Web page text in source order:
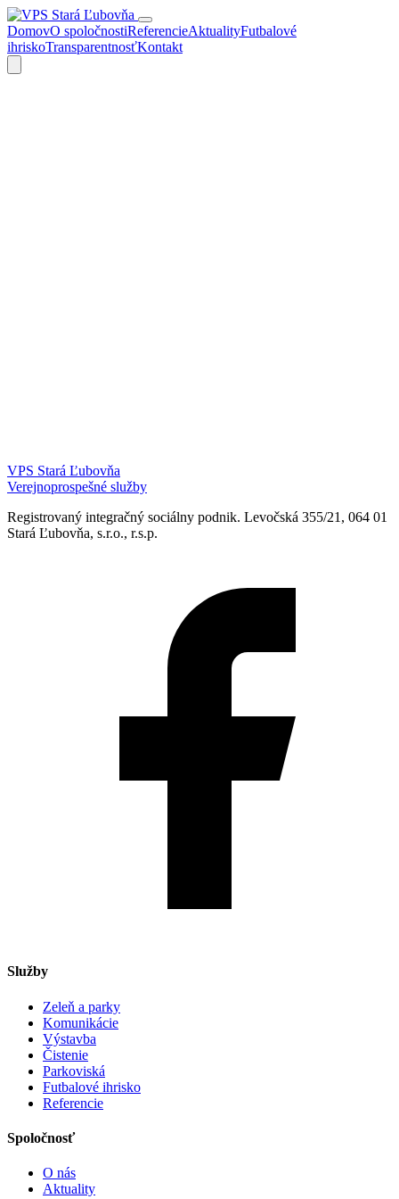
DomovO spoločnostiReferencieAktualityFutbalové
ihriskoTransparentnosťKontakt
VPS Stará Ľubovňa
Verejnoprospešné služby
Registrovaný integračný sociálny podnik. Levočská 355/21, 064 01
Stará Ľubovňa, s.r.o., r.s.p.
Služby
Zeleň a parky
Komunikácie
Výstavba
Čistenie
Parkoviská
Futbalové ihrisko
Referencie
Spoločnosť
O nás
Aktuality